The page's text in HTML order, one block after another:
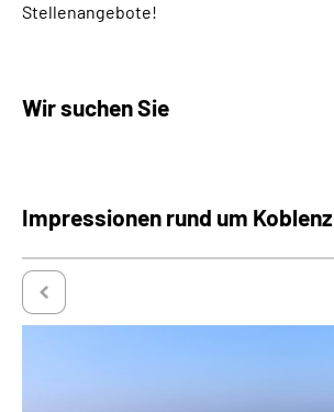
Stellenangebote!
Wir suchen Sie
Impressionen rund um Koblenz